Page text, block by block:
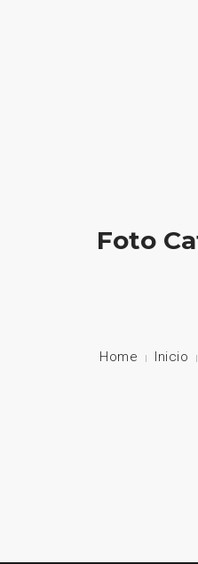
NUESTROS PRODUCTOS
Foto
Home Inicio